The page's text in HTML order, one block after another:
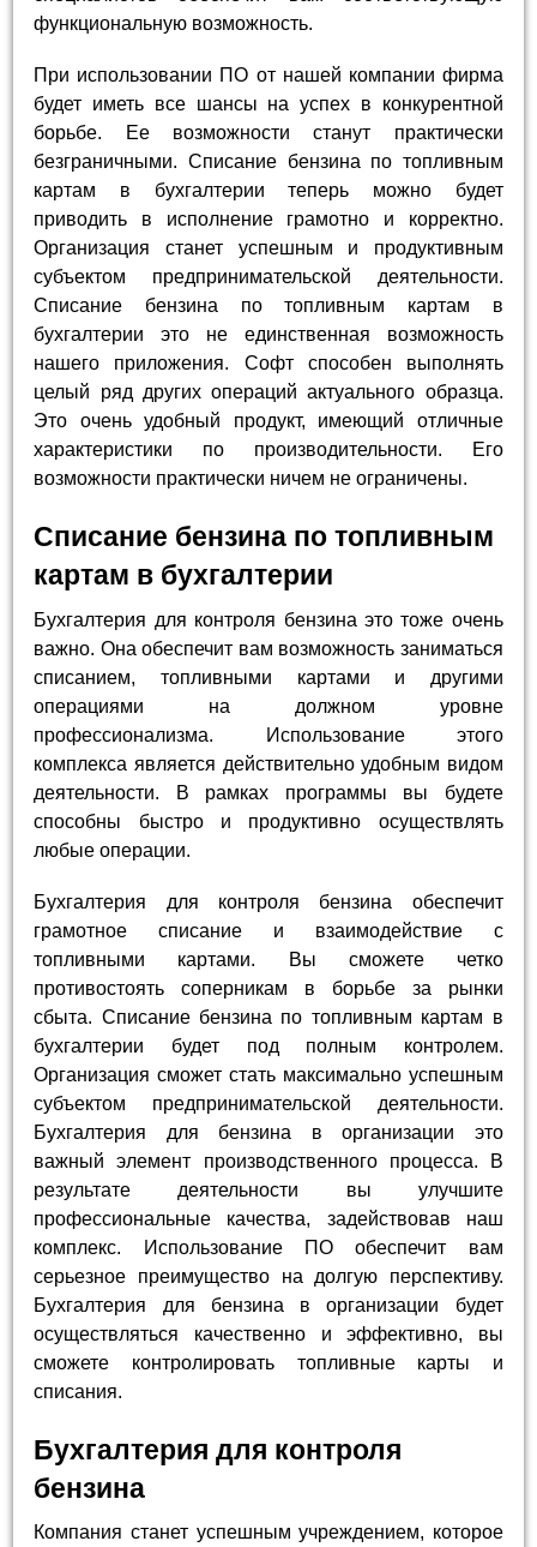
функциональную возможность.
При использовании ПО от нашей компании фирма
будет иметь все шансы на успех в конкурентной
борьбе. Ее возможности станут практически
безграничными. Списание бензина по топливным
картам в бухгалтерии теперь можно будет
приводить в исполнение грамотно и корректно.
Организация станет успешным и продуктивным
субъектом предпринимательской деятельности.
Списание бензина по топливным картам в
бухгалтерии это не единственная возможность
нашего приложения. Софт способен выполнять
целый ряд других операций актуального образца.
Это очень удобный продукт, имеющий отличные
характеристики по производительности. Его
возможности практически ничем не ограничены.
Списание бензина по топливным
картам в бухгалтерии
Бухгалтерия для контроля бензина это тоже очень
важно. Она обеспечит вам возможность заниматься
списанием, топливными картами и другими
операциями на должном уровне
профессионализма. Использование этого
комплекса является действительно удобным видом
деятельности. В рамках программы вы будете
способны быстро и продуктивно осуществлять
любые операции.
Бухгалтерия для контроля бензина обеспечит
грамотное списание и взаимодействие с
топливными картами. Вы сможете четко
противостоять соперникам в борьбе за рынки
сбыта. Списание бензина по топливным картам в
бухгалтерии будет под полным контролем.
Организация сможет стать максимально успешным
субъектом предпринимательской деятельности.
Бухгалтерия для бензина в организации это
важный элемент производственного процесса. В
результате деятельности вы улучшите
профессиональные качества, задействовав наш
комплекс. Использование ПО обеспечит вам
серьезное преимущество на долгую перспективу.
Бухгалтерия для бензина в организации будет
осуществляться качественно и эффективно, вы
сможете контролировать топливные карты и
списания.
Бухгалтерия для контроля
бензина
Компания станет успешным учреждением, которое